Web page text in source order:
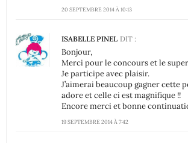
20 SEPTEMBRE 2014 À 10:13
ISABELLE PINEL DIT :
19 SEPTEMBRE 2014 À 7:42
Bonjour,
Merci pour le concours et le
Je participe avec plaisir.
J’aimerai beaucoup gagner cette
adore et celle ci est magnifique !!
Encore merci et bonne